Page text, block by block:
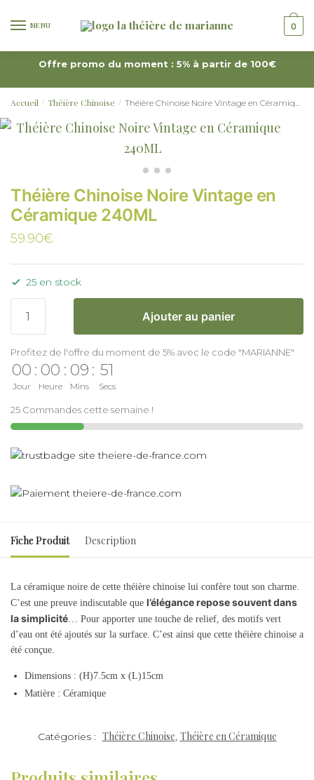
MENU 0
Offre promo du moment : 5% à partir de 100€
Accueil / Théière Chinoise / Théière Chinoise Noire Vintage en Céramique 240ML
Théière Chinoise Noire Vintage en
Céramique 240ML
59.90€
25 en stock
Ajouter au panier
Profitez de l'offre du moment de 5% avec le code "MARIANNE"
00
Jour
: 00
Heure
: 09
Mins
: 51
Secs
25 Commandes cette semaine !
Fiche Produit Description
La céramique noire de cette théière chinoise lui confère tout son charme.
C’est une preuve indiscutable que l’élégance repose souvent dans
la simplicité … Pour apporter une touche de relief, des motifs vert
d’eau ont été ajoutés sur la surface. C’est ainsi que cette théière chinoise a
été conçue.
Dimensions : (H)7.5cm x (L)15cm
Matière : Céramique
Catégories : Théière Chinoise, Théière en Céramique